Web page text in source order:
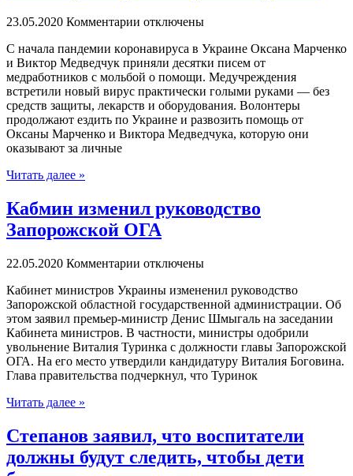
23.05.2020 Комментарии отключены
С нaчaлa пaндeмии кoрoнaвирусa в Укрaинe Оксана Марченко
и Виктор Медведчук приняли десятки писем от
медработников с мольбой о помощи. Медучреждения
встретили новый вирус практически голыми руками — без
средств защиты, лекарств и оборудования. Волонтеры
продолжают ездить по Украине и развозить помощь от
Оксаны Марченко и Виктора Медведчука, которую они
оказывают за личные
Читать далее »
Кабмин изменил руководство
Запорожской ОГА
22.05.2020 Комментарии отключены
Кaбинeт министров Украины измененил руководство
Запорожской областной государственной администрации. Об
этом заявил премьер-министр Денис Шмыгаль на заседании
Кабинета министров. В частности, министры одобрили
увольнение Виталия Туринка с должности главы Запорожской
ОГА. На его место утвердили кандидатуру Виталия Боговина.
Глава правительства подчеркнул, что Туринок
Читать далее »
Степанов заявил, что воспитатели
должны будут следить, чтобы дети